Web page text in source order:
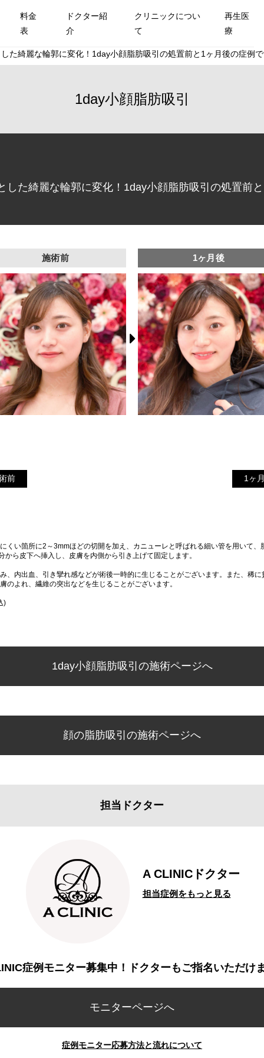
料金
表
ドクター紹
介
クリニックについ
て
再生医
療
た綺麗な輪郭に変化！1day小顔脂肪吸引の処置前と1ヶ月後の症例
1day小顔脂肪吸引
した綺麗な輪郭に変化！1day小顔脂肪吸引の処置前
施術前 1ヶ月後
前 1ヶ
くい箇所に2～3mmほどの切開を加え、カニューレと呼ばれる細い管を用いて
ら皮下へ挿入し、皮膚を内側から引き上げて固定します。
、内出血、引き攣れ感などが術後一時的に生じることがございます。また、稀
よれ、繊維の突出などを生じることがございます。
)
1day小顔脂肪吸引の施術ページへ
顔の脂肪吸引の施術ページへ
担当ドクター
A CLINICドクター
担当症例をもっと見る
症例モニター募集中！ドクターもご指名いただけ
モニターページへ
症例モニター応募方法と流れについて